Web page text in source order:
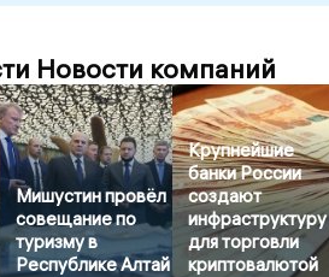
Новости компаний
Мишустин провёл
совещание по
туризму в
Республике Алтай
Крупнейшие
банки России
создают
инфраструктуру
для торговли
криптовалютой